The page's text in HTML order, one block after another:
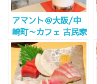
アマント＠大阪/中
崎町～カフェ 古民家
の中は不思議な世界
～